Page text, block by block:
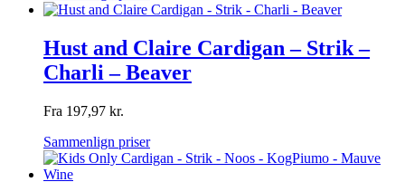
Hust and Claire Cardigan – Strik –
Charli – Beaver
Fra 197,97 kr.
Sammenlign priser